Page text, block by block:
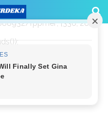
|| {cmd: []};
{
rppmer', [336, 280],